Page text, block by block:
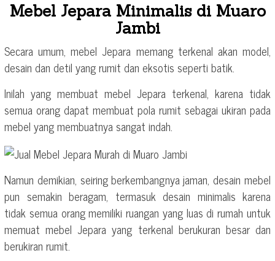
Mebel Jepara Minimalis di Muaro
Jambi
Secara umum, mebel Jepara memang terkenal akan model,
desain dan detil yang rumit dan eksotis seperti batik.
Inilah yang membuat mebel Jepara terkenal, karena tidak
semua orang dapat membuat pola rumit sebagai ukiran pada
mebel yang membuatnya sangat indah.
Namun demikian, seiring berkembangnya jaman, desain mebel
pun semakin beragam, termasuk desain minimalis karena
tidak semua orang memiliki ruangan yang luas di rumah untuk
memuat mebel Jepara yang terkenal berukuran besar dan
berukiran rumit.